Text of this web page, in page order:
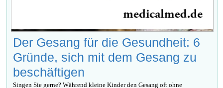
Der Gesang für die Gesundheit: 6
Gründe, sich mit dem Gesang zu
beschäftigen
Singen Sie gerne? Während kleine Kinder den Gesang oft ohne